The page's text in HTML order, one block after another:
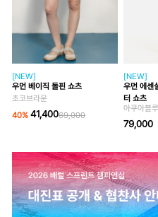
[NEW]
우먼 베이직 돌핀 쇼츠
초코브라운
40% 41,40069,000
[NEW]
우먼 에센
터 쇼츠
아쿠아블루
79,000